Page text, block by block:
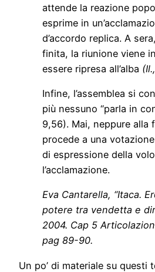
attende la reazione
esprime in
d’accordo replica. A
finita, la riunione viene
essere ripresa all’alba (Il.,
Infine, l’assemblea si
più nessuno “parla in
9,56). Mai, neppure alla
procede a una
di espressione della
l’acclamazione.
Eva Cantarella, “Itaca.
potere tra vendetta e
2004. Cap 5
pag 89-90.
Un po’ di materiale su questi